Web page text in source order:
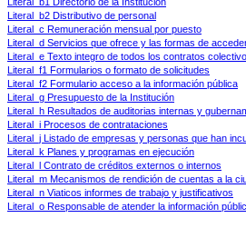
Literal_b2 Distributivo de personal
Literal_c Remuneración mensual por puesto
Literal_d Servicios que ofrece y las formas de
Literal_e Texto integro de todos los contratos
Literal_f1 Formularios o formato de solicitudes
Literal_f2 Formulario acceso a la información pública
Literal_g Presupuesto de la Institución
Literal_h Resultados de auditorias internas y
Literal_i Procesos de contrataciones
Literal_j Listado de empresas y personas que han
Literal_k Planes y programas en ejecución
Literal_l Contrato de créditos externos o internos
Literal_m Mecanismos de rendición de cuentas a la
Literal_n Viaticos informes de trabajo y justificativos
Literal_o Responsable de atender la información